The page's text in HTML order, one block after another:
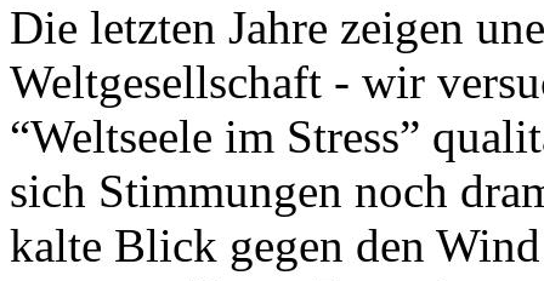
Die letzten Jahre zeigen
Weltgesellschaft - wir
“Weltseele im Stress”
sich Stimmungen noch
kalte Blick gegen den